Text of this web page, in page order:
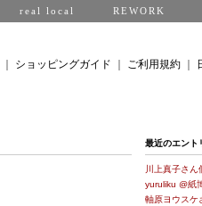
real local REWORK
ショッピングガイド ご利用規約
最近のエント
川上真子さん
yuruliku @紙
軸原ヨウスケ